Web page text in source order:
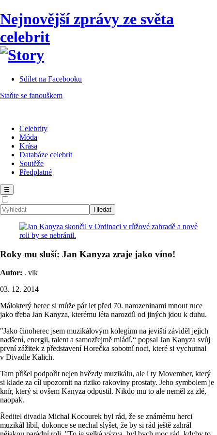
Nejnovější zprávy ze světa
celebrit
Sdílet na Facebooku
Staňte se fanouškem
Celebrity
Móda
Krása
Databáze celebrit
Soutěže
Předplatné
☰
Roky mu sluší: Jan Kanyza zraje jako víno!
Autor: . vlk
03. 12. 2014
Málokterý herec si může pár let před 70. narozeninami mnout ruce
jako třeba Jan Kanyza, kterému léta narozdíl od jiných jdou k duhu.
"Jako činoherec jsem muzikálovým kolegům na jevišti záviděl jejich
nadšení, energii, talent a samozřejmě mládí,“ popsal Jan Kanyza svůj
první zážitek z představení Horečka sobotní noci, které si vychutnal
v Divadle Kalich.
Tam přišel podpořit nejen hvězdy muzikálu, ale i ty Movember, který
si klade za cíl upozornit na riziko rakoviny prostaty. Jeho symbolem je
knír, který si ovšem Kanyza odpustil. Nikdo mu to ale neměl za zlé,
naopak.
Ředitel divadla Michal Kocourek byl rád, že se známému herci
muzikál líbil, dokonce se nechal slyšet, že by si rád ještě zahrál